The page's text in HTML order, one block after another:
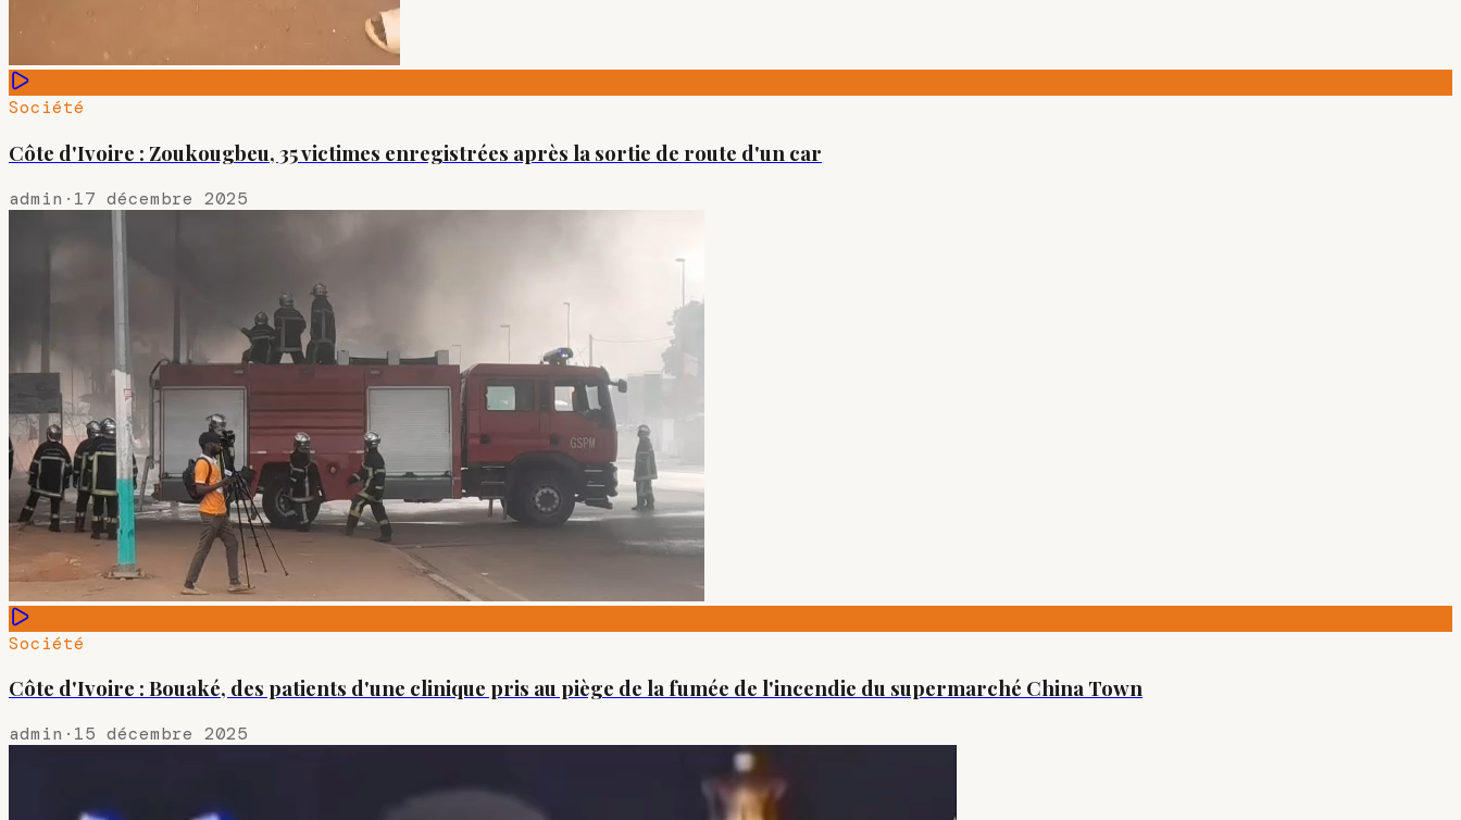
Société
Côte d'Ivoire : Zoukougbeu, 35 victimes enregistrées après la sortie de route d'un car
admin · 17 décembre 2025
Société
Côte d'Ivoire : Bouaké, des patients d'une clinique pris au piège de la fumée de l'incendie du supermarché China Town
admin · 15 décembre 2025